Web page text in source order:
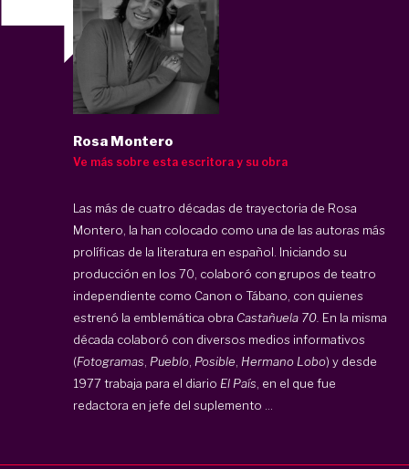
Rosa Montero
Ve más sobre esta escritora y su obra
Las más de cuatro décadas de trayectoria de Rosa
Montero, la han colocado como una de las autoras más
prolíficas de la literatura en español. Iniciando su
producción en los 70, colaboró con grupos de teatro
independiente como Canon o Tábano, con quienes
estrenó la emblemática obra Castañuela 70. En la misma
década colaboró con diversos medios informativos
(Fotogramas Pueblo Posible Hermano Lobo) y desde
1977 trabaja para el diario El País , en el que fue
redactora en jefe del suplemento ...